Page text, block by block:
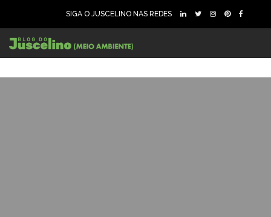
SIGA O JUSCELINO NAS REDES